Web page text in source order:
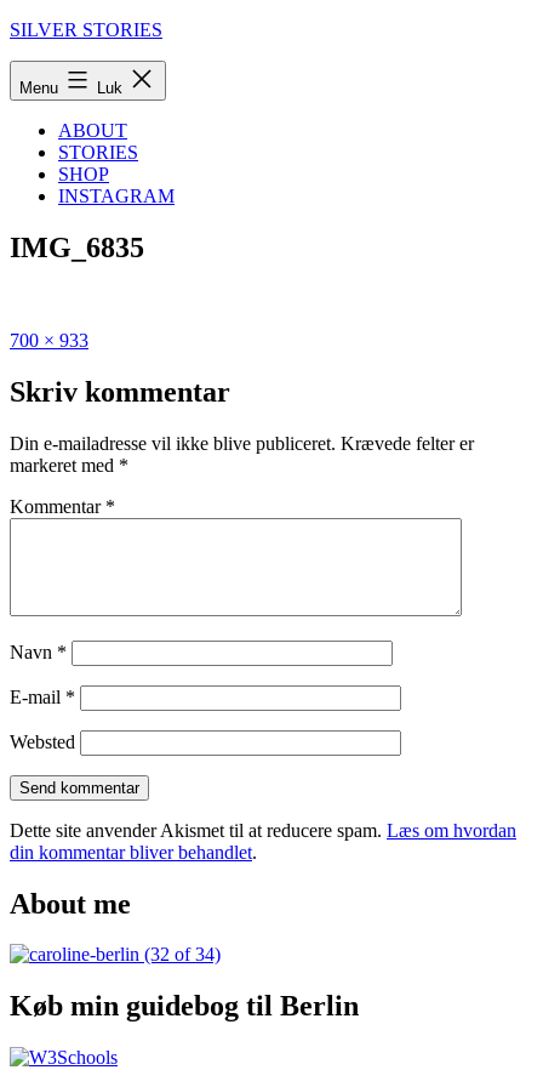
Fortsæt
SILVER STORIES
Menu Luk
ABOUT
STORIES
SHOP
INSTAGRAM
IMG_6835
Udgivet
Rejseguide
til
de
lækreste
i
Fuld
700 × 933
Skriv kommentar
Din e-mailadresse vil ikke blive publiceret. Krævede felter er
markeret med *
Kommentar *
Navn *
E-mail *
Websted
Dette site anvender Akismet til at reducere spam. Læs om hvordan
din kommentar bliver behandlet.
About me
Køb min guidebog til Berlin